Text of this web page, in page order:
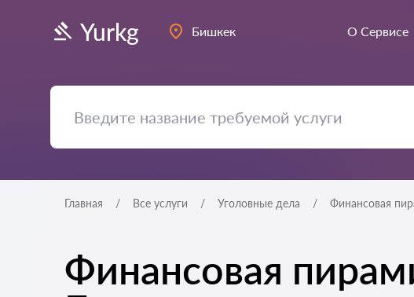
Yurkg Бишкек О Сервисе
Главная Все услуги Уголовные дела Финансовая
Финансовая